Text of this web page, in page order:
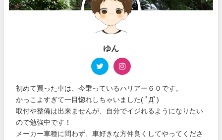
ゆん
初めて買った車は、今乗っているハリアー６０です。
かっこよすぎて一目惚れしちゃいました( ﾟДﾟ)
取付や整備は出来ませんが、自分でイジれるようになりたい
ので勉強中です！
メーカー車種に問わず、車好きな方仲良くしてやってくださ